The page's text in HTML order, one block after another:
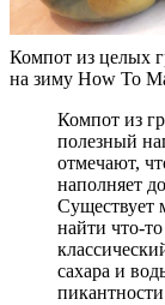
Компот из целых
на зиму How To
Компот из
полезный
отмечают,
наполняет
Существует
найти что-
сахара и